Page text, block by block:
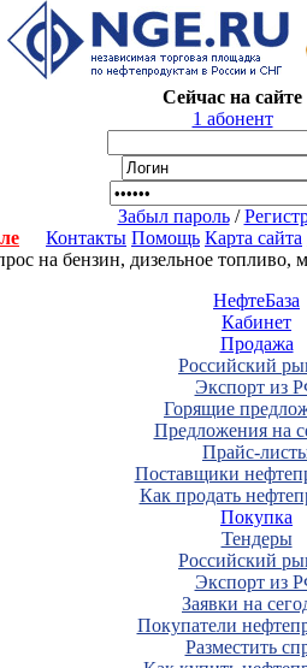
Сейчас на сайте
1 абонент
Забыл пароль/
Контакты Помощь Карта сайта
на бензин, дизельное
НефтеБаза
Кабинет
Продажа
Российский
Экспорт из
Горящие
Предложения на
Прайс-
Поставщики
Как продать
Покупка
Тендеры
Российский
Экспорт из
Заявки на
Покупатели
Разместить